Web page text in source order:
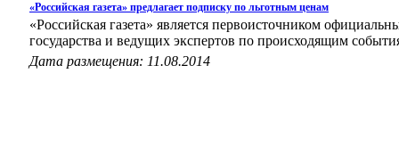
«Российская газета» предлагает подписку по льготным ценам
«Российская газета» является первоисточником
государства и ведущих экспертов по происходящим
Дата размещения: 11.08.2014